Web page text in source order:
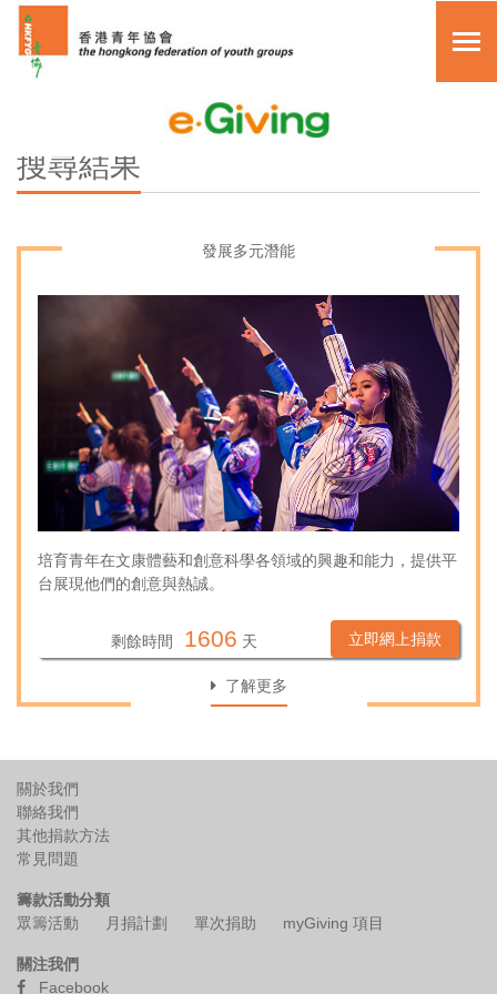
其他捐款方法
主頁
月捐計劃
myGiving 項目
關於我們
其他捐款方法
常見問題
複製頁面鏈接
English
搜尋結果
發展多元潛能
培育青年在文康體藝和創意科學各領域的興趣和能力，提供平
台展現他們的創意與熱誠。
剩餘時間 1606 天 立即網上捐款
了解更多
關於我們
聯絡我們
其他捐款方法
常見問題
籌款活動分類
眾籌活動
月捐計劃 單次捐助 myGiving 項目
關注我們
Facebook